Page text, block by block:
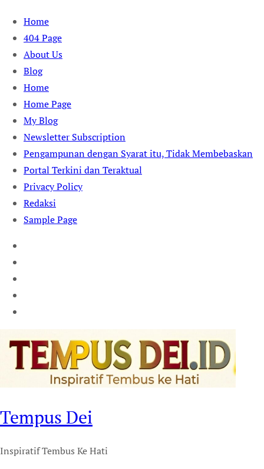
Skip
content
Home
404 Page
About Us
Blog
Home
Home Page
My Blog
Newsletter Subscription
Pengampunan dengan Syarat itu, Tidak Membebaskan
Portal Terkini dan Teraktual
Privacy Policy
Redaksi
Sample Page
Tempus Dei
Inspiratif Tembus Ke Hati